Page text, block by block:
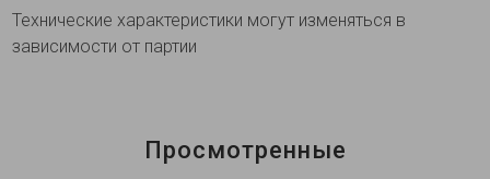
Технические характеристики могут изменяться в
зависимости от партии
Просмотренные